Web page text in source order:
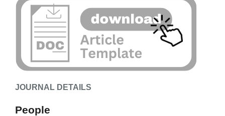
JOURNAL DETAILS
People